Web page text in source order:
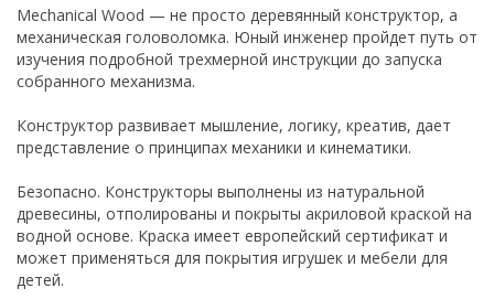
Mechanical Wood — не просто деревянный конструктор, а
механическая головоломка. Юный инженер пройдет путь от
изучения подробной трехмерной инструкции до запуска
собранного механизма.
Конструктор развивает мышление, логику, креатив, дает
представление о принципах механики и кинематики.
Безопасно. Конструкторы выполнены из натуральной
древесины, отполированы и покрыты акриловой краской на
водной основе. Краска имеет европейский сертификат и
может применяться для покрытия игрушек и мебели для
детей.